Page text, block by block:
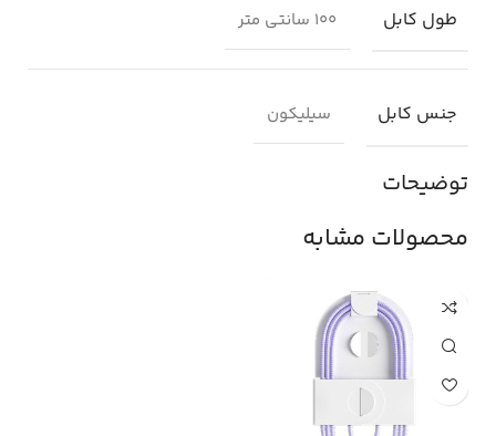
توضیحات
طول کابل ۱۰۰ سانتی متر
جنس کابل سیلیکون
محصولات مشابه